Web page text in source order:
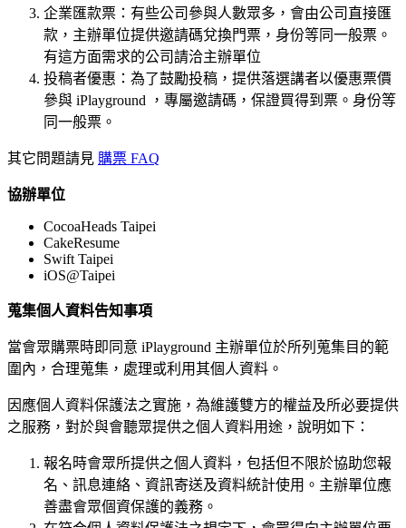
企業匯款票：有些公司參與人數眾多，會由公司直接匯
款，主辦單位提供邀請碼兌換門票，身份等同一般票。
有這方面需求的公司請洽主辦單位
投稿者優惠：為了鼓勵投稿，提供落選講者以優惠票價
參與 iPlayground ，專屬邀請碼，保證買得到票。身份等
同一般票。
其它問題請見 購票 FAQ
協辦單位
CocoaHeads Taipei
CakeResume
Swift Taipei
iOS@Taipei
蒐集個人資料告知事項
當會眾購票時即同意 iPlayground 主辦單位於所列蒐集目的範
圍內，合理蒐集，處理或利用其個人資料。
因應個人資料保護法之實施，為維護雙方的權益及所必要提供
之服務，對於與會聽眾提供之個人資料用途，說明如下：
報名時會眾所提供之個人資料，包括但不限於協助您報
名、訊息連絡、資訊寄送及資料統計使用。主辦單位應
善盡會眾個資保護的義務。